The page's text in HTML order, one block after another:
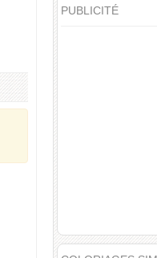
PUBLICITÉ